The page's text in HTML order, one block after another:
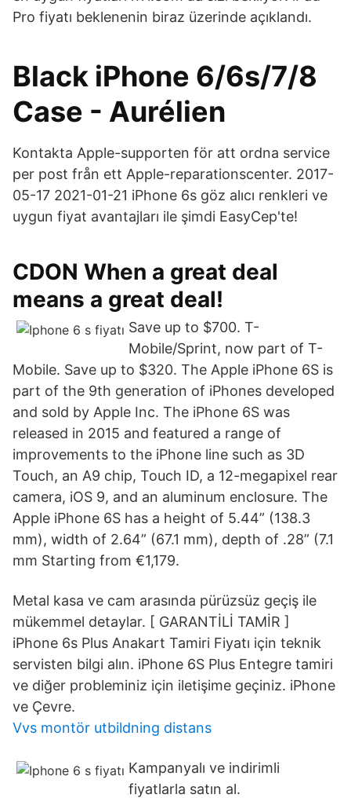
Pro fiyatı beklenenin biraz üzerinde açıklandı.
Black iPhone 6/6s/7/8
Case - Aurélien
Kontakta Apple-supporten för att ordna service
per post från ett Apple-reparationscenter. 2017-
05-17 2021-01-21 iPhone 6s göz alıcı renkleri ve
uygun fiyat avantajları ile şimdi EasyCep'te!
CDON When a great deal
means a great deal!
Save up to $700. T-
Mobile/Sprint, now part of T-
Mobile. Save up to $320. The Apple iPhone 6S is
part of the 9th generation of iPhones developed
and sold by Apple Inc. The iPhone 6S was
released in 2015 and featured a range of
improvements to the iPhone line such as 3D
Touch, an A9 chip, Touch ID, a 12-megapixel rear
camera, iOS 9, and an aluminum enclosure. The
Apple iPhone 6S has a height of 5.44” (138.3
mm), width of 2.64” (67.1 mm), depth of .28” (7.1
mm Starting from €1,179.
Metal kasa ve cam arasında pürüzsüz geçiş ile
mükemmel detaylar. [ GARANTİLİ TAMİR ]
iPhone 6s Plus Anakart Tamiri Fiyatı için teknik
servisten bilgi alın. iPhone 6S Plus Entegre tamiri
ve diğer probleminiz için iletişime geçiniz. iPhone
ve Çevre.
Vvs montör utbildning distans
Kampanyalı ve indirimli
fiyatlarla satın al.